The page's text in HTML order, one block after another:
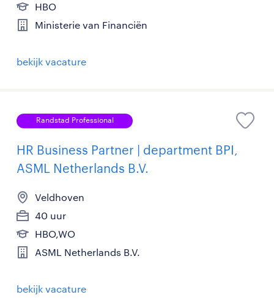
HBO
Ministerie van Financiën
bekijk vacature
Randstad Professional
HR Business Partner | department BPI,
ASML Netherlands B.V.
Veldhoven
40 uur
HBO,WO
ASML Netherlands B.V.
bekijk vacature